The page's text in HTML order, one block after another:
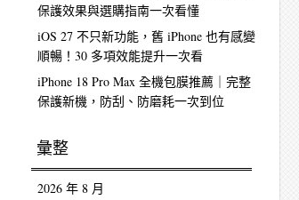
保護效果與選購指南一次看懂
iOS 27 不只新功能，舊 iPhone 也有感變
順暢！30 多項效能提升一次看
iPhone 18 Pro Max 全機包膜推薦｜完整
保護新機，防刮、防磨耗一次到位
彙整
2026 年 8 月